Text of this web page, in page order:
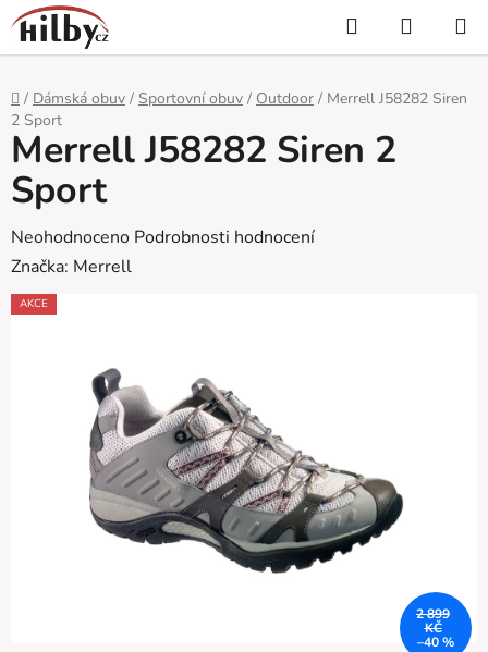
Přejít
na
obsah
Hledat
KOŠÍK
Domů
/ Dámská obuv / Sportovní obuv / Outdoor / Merrell J58282 Siren
2 Sport
Merrell J58282 Siren 2
Sport
Průměrné
hodnocení
produktu
hvězdiček.
Neohodnoceno Podrobnosti hodnocení
Značka: Merrell
AKCE
2 899
KČ
–40 %